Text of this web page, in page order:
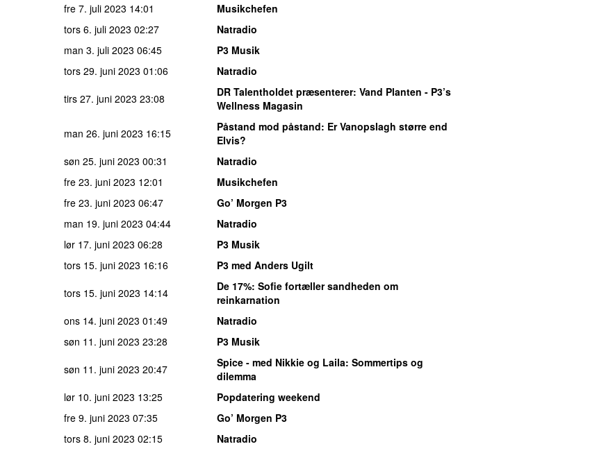
fre 7. juli 2023 14:01
Musikchefen
tors 6. juli 2023 02:27
Natradio
man 3. juli 2023 06:45
P3 Musik
tors 29. juni 2023 01:06
Natradio
tirs 27. juni 2023 23:08
DR Talentholdet præsenterer: Vand Planten - P3’s
Wellness Magasin
man 26. juni 2023 16:15 Påstand mod påstand: Er Vanopslagh større end
Elvis?
søn 25. juni 2023 00:31
Natradio
fre 23. juni 2023 12:01
Musikchefen
fre 23. juni 2023 06:47
Go’ Morgen P3
man 19. juni 2023 04:44
Natradio
lør 17. juni 2023 06:28
P3 Musik
tors 15. juni 2023 16:16
P3 med Anders Ugilt
tors 15. juni 2023 14:14 De 17%: Sofie fortæller sandheden om
reinkarnation
ons 14. juni 2023 01:49
Natradio
søn 11. juni 2023 23:28
P3 Musik
søn 11. juni 2023 20:47 Spice - med Nikkie og Laila: Sommertips og
dilemma
lør 10. juni 2023 13:25
Popdatering weekend
fre 9. juni 2023 07:35
Go’ Morgen P3
tors 8. juni 2023 02:15
Natradio